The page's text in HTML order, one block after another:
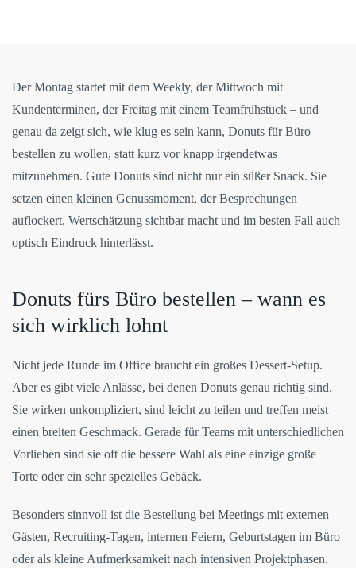
Der Montag startet mit dem Weekly, der Mittwoch mit
Kundenterminen, der Freitag mit einem Teamfrühstück – und
genau da zeigt sich, wie klug es sein kann, Donuts für Büro
bestellen zu wollen, statt kurz vor knapp irgendetwas
mitzunehmen. Gute Donuts sind nicht nur ein süßer Snack. Sie
setzen einen kleinen Genussmoment, der Besprechungen
auflockert, Wertschätzung sichtbar macht und im besten Fall auch
optisch Eindruck hinterlässt.
Donuts fürs Büro bestellen – wann es
sich wirklich lohnt
Nicht jede Runde im Office braucht ein großes Dessert-Setup.
Aber es gibt viele Anlässe, bei denen Donuts genau richtig sind.
Sie wirken unkompliziert, sind leicht zu teilen und treffen meist
einen breiten Geschmack. Gerade für Teams mit unterschiedlichen
Vorlieben sind sie oft die bessere Wahl als eine einzige große
Torte oder ein sehr spezielles Gebäck.
Besonders sinnvoll ist die Bestellung bei Meetings mit externen
Gästen, Recruiting-Tagen, internen Feiern, Geburtstagen im Büro
oder als kleine Aufmerksamkeit nach intensiven Projektphasen.